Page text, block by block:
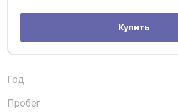
Год
Пробег
Купить